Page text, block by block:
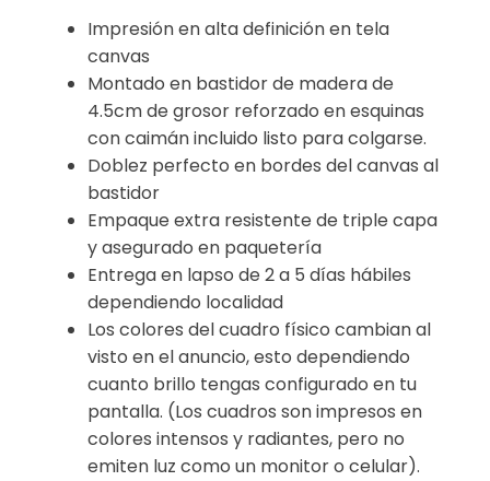
Impresión en alta definición en tela
canvas
Montado en bastidor de madera de
4.5cm de grosor reforzado en esquinas
con caimán incluido listo para colgarse.
Doblez perfecto en bordes del canvas al
bastidor
Empaque extra resistente de triple capa
y asegurado en paquetería
Entrega en lapso de 2 a 5 días hábiles
dependiendo localidad
Los colores del cuadro físico cambian al
visto en el anuncio, esto dependiendo
cuanto brillo tengas configurado en tu
pantalla. (Los cuadros son impresos en
colores intensos y radiantes, pero no
emiten luz como un monitor o celular).